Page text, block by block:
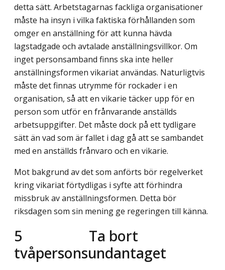
detta sätt. Arbetstagarnas fackliga organisationer
måste ha insyn i vilka faktiska förhållanden som
omger en anställning för att kunna hävda
lagstadgade och avtalade anställningsvillkor. Om
inget personsamband finns ska inte heller
anställningsformen vikariat användas. Naturligtvis
måste det finnas utrymme för rockader i en
organisation, så att en vikarie täcker upp för en
person som utför en frånvarande anställds
arbetsuppgifter. Det måste dock på ett tydligare
sätt än vad som är fallet i dag gå att se sambandet
med en anställds frånvaro och en vikarie.
Mot bakgrund av det som anförts bör regelverket
kring vikariat förtydligas i syfte att förhindra
missbruk av anställningsformen. Detta bör
riksdagen som sin mening ge regeringen till känna.
5 Ta bort
tvåpersonsundantaget